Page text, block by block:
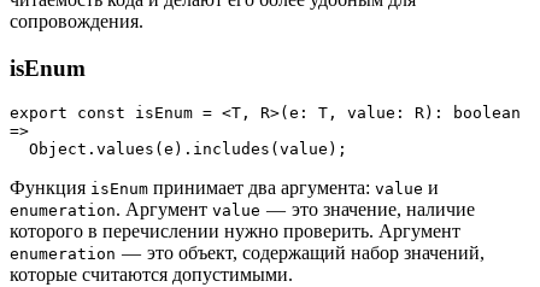
сопровождения.
isEnum
export const isEnum = <T, R>(e: T, value: R): boolean
=>
  Object.values(e).includes(value);
Функция isEnum принимает два аргумента: value и
enumeration. Аргумент value — это значение, наличие
которого в перечислении нужно проверить. Аргумент
enumeration — это объект, содержащий набор значений,
которые считаются допустимыми.